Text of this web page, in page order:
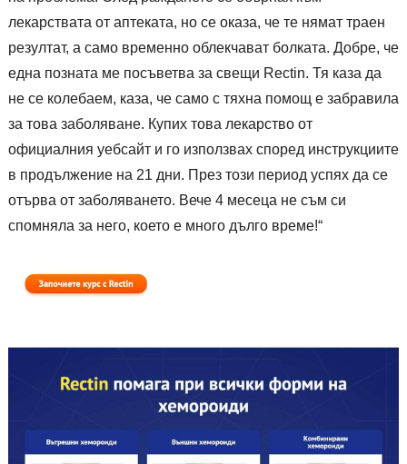
лекарствата от аптеката, но се оказа, че те нямат траен
резултат, а само временно облекчават болката. Добре, че
една позната ме посъветва за свещи Rectin. Тя каза да
не се колебаем, каза, че само с тяхна помощ е забравила
за това заболяване. Купих това лекарство от
официалния уебсайт и го използвах според инструкциите
в продължение на 21 дни. През този период успях да се
отърва от заболяването. Вече 4 месеца не съм си
спомняла за него, което е много дълго време!“